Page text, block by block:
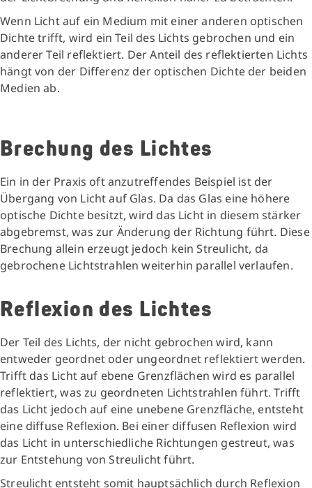
Wenn Licht auf ein Medium mit einer anderen optischen
Dichte trifft, wird ein Teil des Lichts gebrochen und ein
anderer Teil reflektiert. Der Anteil des reflektierten Lichts
hängt von der Differenz der optischen Dichte der beiden
Medien ab.
Brechung des Lichtes
Ein in der Praxis oft anzutreffendes Beispiel ist der
Übergang von Licht auf Glas. Da das Glas eine höhere
optische Dichte besitzt, wird das Licht in diesem stärker
abgebremst, was zur Änderung der Richtung führt. Diese
Brechung allein erzeugt jedoch kein Streulicht, da
gebrochene Lichtstrahlen weiterhin parallel verlaufen.
Reflexion des Lichtes
Der Teil des Lichts, der nicht gebrochen wird, kann
entweder geordnet oder ungeordnet reflektiert werden.
Trifft das Licht auf ebene Grenzflächen wird es parallel
reflektiert, was zu geordneten Lichtstrahlen führt. Trifft
das Licht jedoch auf eine unebene Grenzfläche, entsteht
eine diffuse Reflexion. Bei einer diffusen Reflexion wird
das Licht in unterschiedliche Richtungen gestreut, was
zur Entstehung von Streulicht führt.
Streulicht entsteht somit hauptsächlich durch Reflexion